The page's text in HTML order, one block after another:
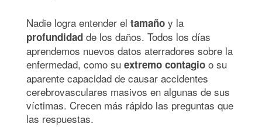
Nadie logra entender el tamaño y la
profundidad de los daños. Todos los días
aprendemos nuevos datos aterradores sobre la
enfermedad, como su extremo contagio o su
aparente capacidad de causar accidentes
cerebrovasculares masivos en algunas de sus
víctimas. Crecen más rápido las preguntas que
las respuestas.